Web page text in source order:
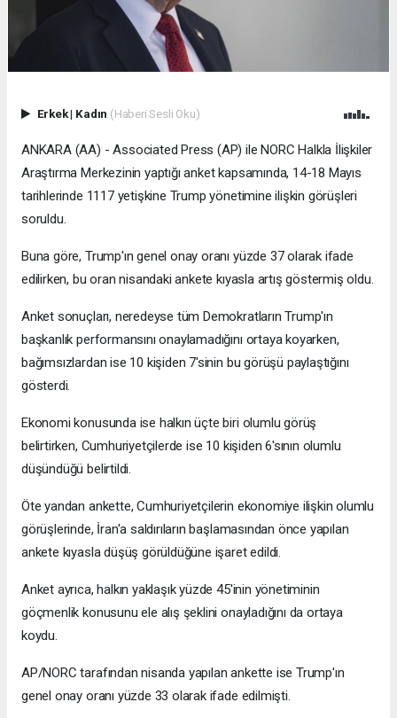
Erkek| Kadın (Haberi Sesli Oku)
ANKARA (AA) - Associated Press (AP) ile NORC Halkla İlişkiler
Araştırma Merkezinin yaptığı anket kapsamında, 14-18 Mayıs
tarihlerinde 1117 yetişkine Trump yönetimine ilişkin görüşleri
soruldu.
Buna göre, Trump'ın genel onay oranı yüzde 37 olarak ifade
edilirken, bu oran nisandaki ankete kıyasla artış göstermiş oldu.
Anket sonuçları, neredeyse tüm Demokratların Trump'ın
başkanlık performansını onaylamadığını ortaya koyarken,
bağımsızlardan ise 10 kişiden 7'sinin bu görüşü paylaştığını
gösterdi.
Ekonomi konusunda ise halkın üçte biri olumlu görüş
belirtirken, Cumhuriyetçilerde ise 10 kişiden 6'sının olumlu
düşündüğü belirtildi.
Öte yandan ankette, Cumhuriyetçilerin ekonomiye ilişkin olumlu
görüşlerinde, İran'a saldırıların başlamasından önce yapılan
ankete kıyasla düşüş görüldüğüne işaret edildi.
Anket ayrıca, halkın yaklaşık yüzde 45'inin yönetiminin
göçmenlik konusunu ele alış şeklini onayladığını da ortaya
koydu.
AP/NORC tarafından nisanda yapılan ankette ise Trump'ın
genel onay oranı yüzde 33 olarak ifade edilmişti.